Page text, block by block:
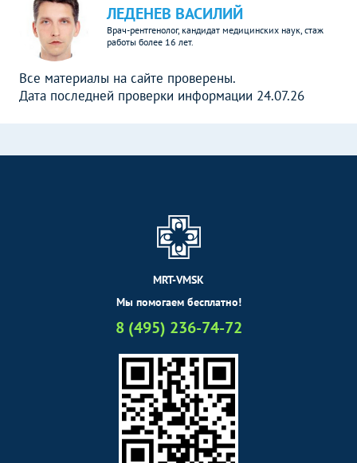
ЛЕДЕНЕВ ВАСИЛИЙ
Врач-рентгенолог, кандидат медицинских наук, стаж
работы более 16 лет.
Все материалы на сайте проверены.
Дата последней проверки информации 24.07.26
MRT-VMSK
Мы помогаем бесплатно!
8 (495) 236-74-72